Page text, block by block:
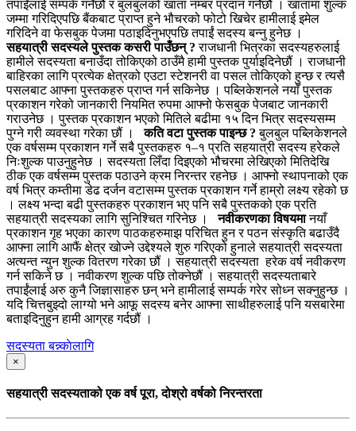
तपाईंलाई सम्पर्क गर्नेछौं र बुलबुलको खाता नम्बर प्रदान गर्नेछौं । खातामा शुल्क
जम्मा गरिदिएपछि बैंकबाट प्राप्त हुने भौचरको फोटो खिचेर हामीलाई इमेल
गरिदिने वा फेसबुक पेजमा पठाइदिनुभएपछि तपाईं सदस्य बन्नु हुनेछ ।
सहयात्री सदस्यले पुस्तक कसरी पाउँछन् ? राजधानी भित्रका सदस्यहरुलाई
हामीले सदस्यता बनाउँदा तोकिएको ठाउँमै हामी पुस्तक पुर्याइदिनेछौं । राजधानी
बाहिरका लागि प्रत्येक क्षेत्रको एउटा स्टेशनरी वा पसल तोकिएको हुन्छ र त्यसै
पसलबाट आफ्ना पुस्तकहरु प्राप्त गर्न सकिनेछ । पब्लिकेशनले नयाँ पुस्तक
प्रकाशन गरेको जानकारी नियमित रुपमा आफ्नो फेसबुक पेजबाट जानकारी
गराउनेछ । पुस्तक प्रकाशन भएको मितिले बढीमा १५ दिन भित्र सदस्यसम्म
पुग्ने गरी व्यवस्था गरेका छौं ।कति वटा पुस्तक पाइन्छ ? बुलबुल पब्लिकेशनले
एक वर्षसम्म प्रकाशन गर्ने सबै पुस्तकहरु १–१ प्रति सहयात्री सदस्य हरेकले
निःशुल्क पाउनुहुनेछ । सदस्यता लिँदा दिइएको भौचरमा लेखिएको मितिदेखि
ठीक एक वर्षसम्म पुस्तक पठाउने क्रम निरन्तर रहनेछ । आफ्नो स्थापनाको एक
वर्ष भित्र कम्तीमा डेढ दर्जन वटासम्म पुस्तक प्रकाशन गर्ने हाम्रो लक्ष्य रहेको छ
। लक्ष्य भन्दा बढी पुस्तकहरु प्रकाशन भए पनि सबै पुस्तकको एक प्रति
सहयात्री सदस्यका लागि सुनिश्चित गरिनेछ ।नवीकरणका विषयमानयाँ
प्रकाशन गृह भएका कारण पाठकहरुमाझ परिचित हुन र पठन संस्कृति बढाउँदै
आफ्ना लागि आफैं क्षेत्र खोज्ने उद्देश्यले शुरु गरिएको हुनाले सहयात्री सदस्यता
अत्यन्त न्युन शुल्क वितरण गरेका छौं । सहयात्री सदस्यता हरेक वर्ष नवीकरण
गर्न सकिने छ । नवीकरण शुल्क पछि तोक्नेछौं । सहयात्री सदस्यताबारे
तपाईंलाई अरु कुनै जिज्ञासाहरु छन् भने हामीलाई सम्पर्क गरेर सोध्न सक्नुहुन्छ ।
यदि चित्तबुझ्दो लाग्यो भने आफू सदस्य बनेर आफ्ना साथीहरुलाई पनि यसबारेमा
बताइदिनुहुन हामी आग्रह गर्दछौं ।
सदस्यता बन्न्काेलागि
×
सहयात्री सदस्यताको एक वर्ष पूरा,दोश्रो वर्षको निरन्तरता